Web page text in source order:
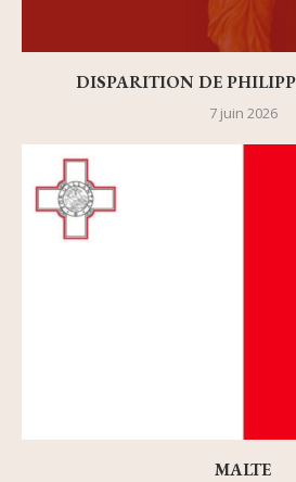
DISPARITION DE
7 juin 2026
MALTE